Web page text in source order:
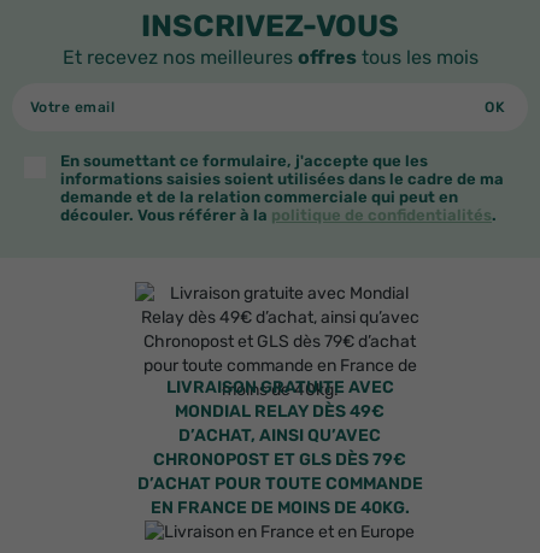
LIVRAISON GRATUITE AVEC
MONDIAL RELAY DÈS 49€
D’ACHAT, AINSI QU’AVEC
CHRONOPOST ET GLS DÈS 79€
D’ACHAT POUR TOUTE COMMANDE
EN FRANCE DE MOINS DE 40KG.
INSCRIVEZ-VOUS
Et recevez nos meilleures offrestous les mois
En soumettant ce formulaire, j'accepte que les
informations saisies soient utilisées dans le cadre de ma
demande et de la relation commerciale qui peut en
découler. Vous référer à la politique de confidentialités.